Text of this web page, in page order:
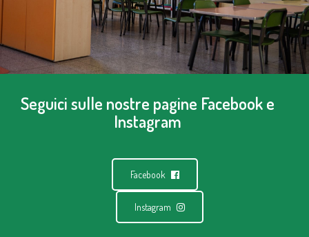
Seguici sulle nostre pagine Facebook e
Instagram
Facebook
Instagram